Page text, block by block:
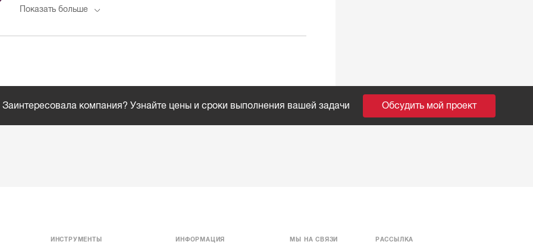
Показать больше
Заинтересовала компания? Узнайте цены и сроки выполнения вашей задачи Обсудить мой проект
ИНСТРУМЕНТЫ ИНФОРМАЦИЯ МЫ НА СВЯЗИ РАССЫЛКА